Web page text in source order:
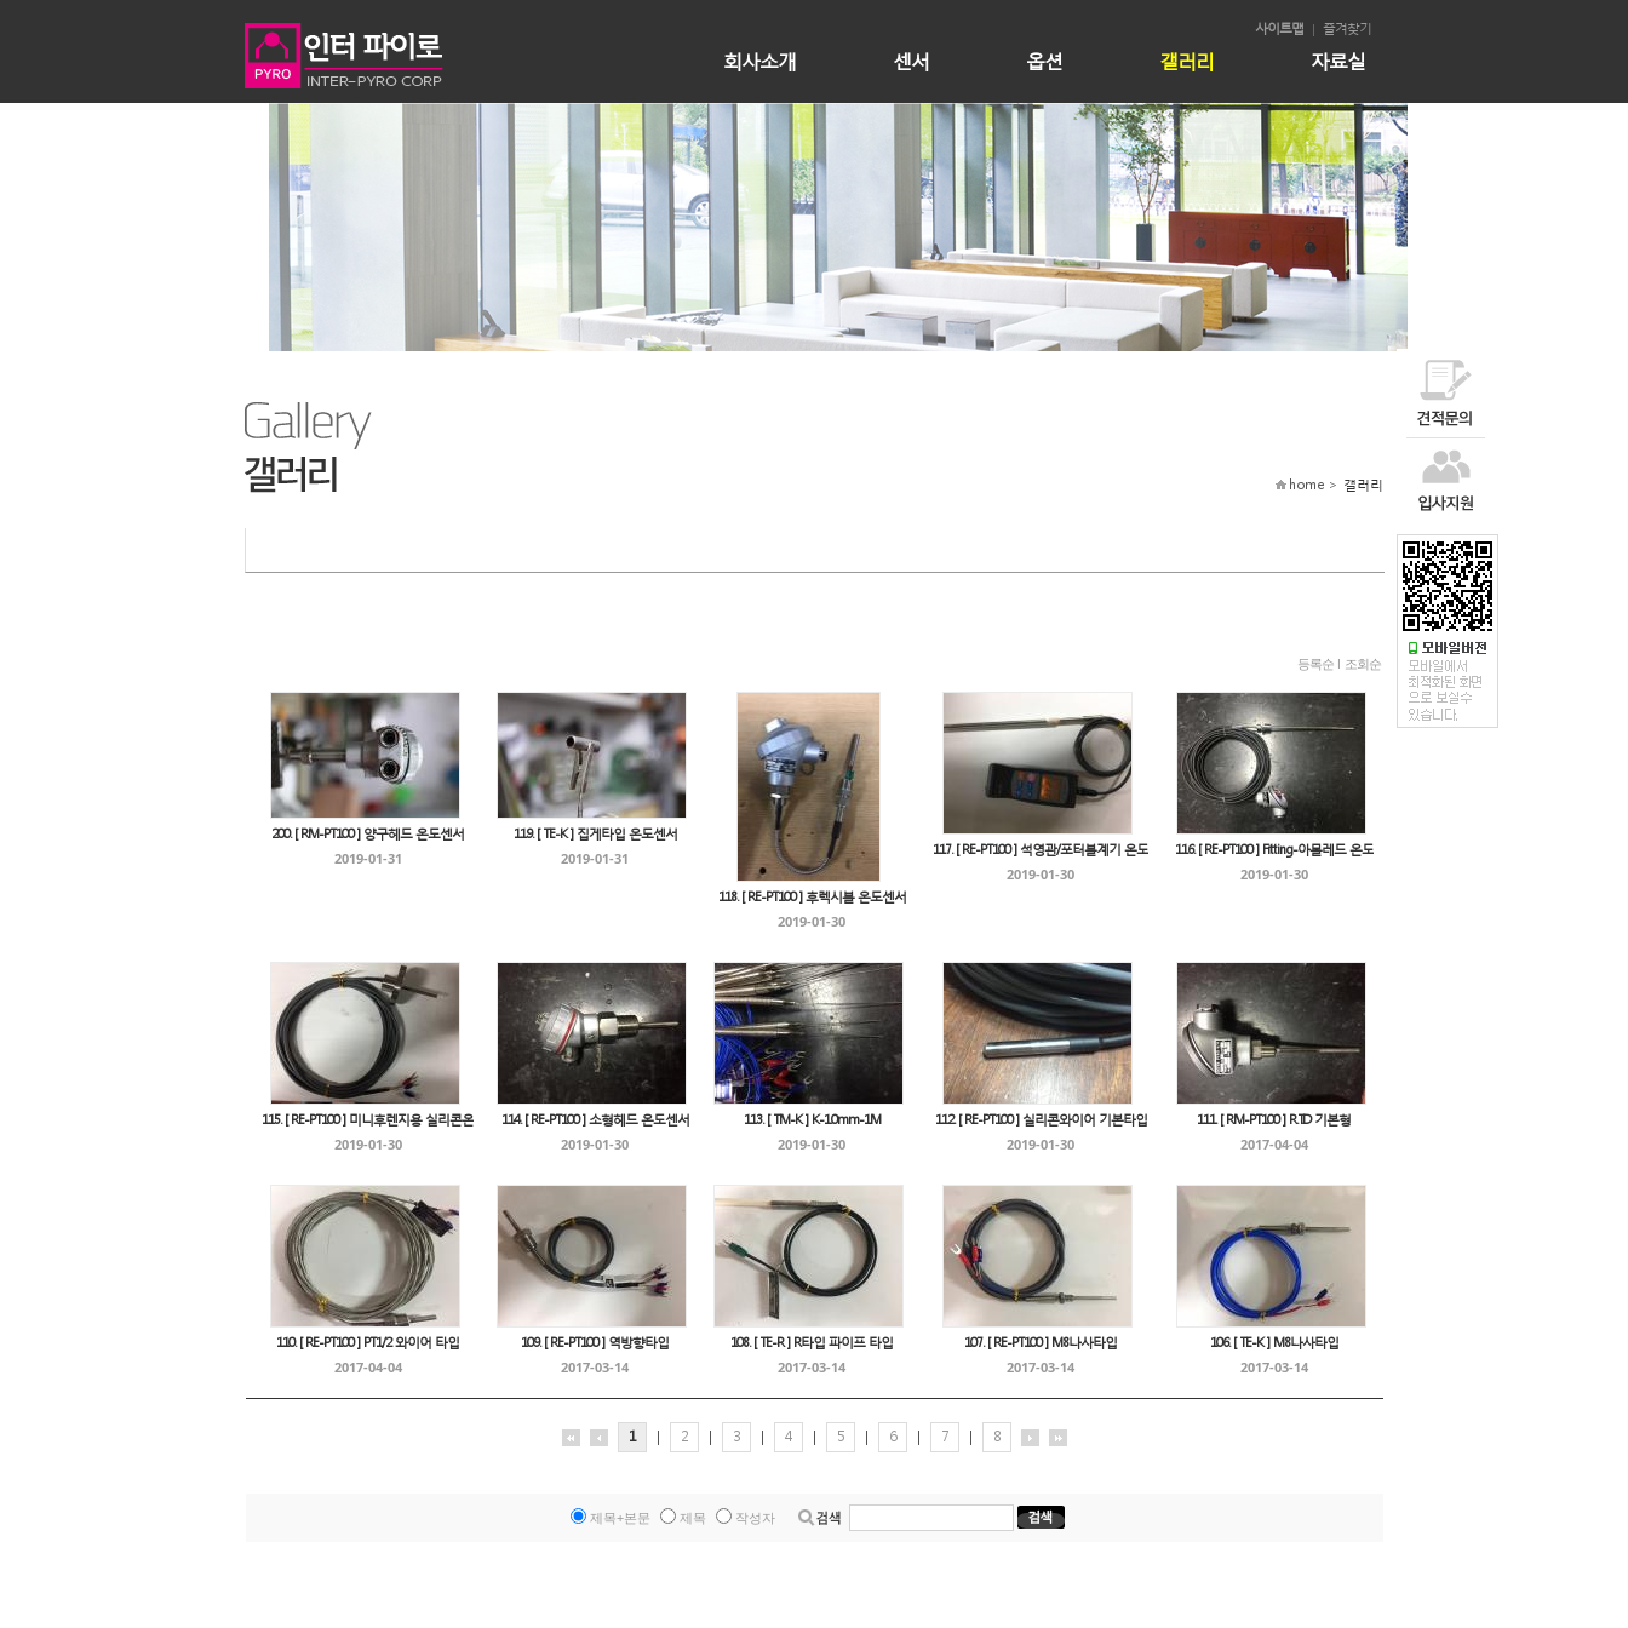
사이트맵 즐겨찾기
회사소개 센서 옵션 갤러리 자료실
home > 갤러리
등록순 l 조회순
200. [ RM-PT100 ] 양구헤드 온도센서
2019-01-31
119. [ TE-K ] 집게타입 온도센서
2019-01-31
118. [ RE-PT100 ] 후렉시블 온도센서
2019-01-30
117. [ RE-PT100 ] 석영관/포터블계기 온도
2019-01-30
116. [ RE-PT100 ] Fitting-아몰레드 온도
2019-01-30
115. [ RE-PT100 ] 미니후렌지용 실리콘온
2019-01-30
114. [ RE-PT100 ] 소형헤드 온도센서
2019-01-30
113. [ TM-K ] K-1.0mm-1M
2019-01-30
112. [ RE-PT100 ] 실리콘와이어 기본타입
2019-01-30
111. [ RM-PT100 ] R.T.D 기본형
2017-04-04
110. [ RE-PT100 ] PT1/2 와이어 타입
2017-04-04
109. [ RE-PT100 ] 역방향타입
2017-03-14
108. [ TE-R ] R타입 파이프 타입
2017-03-14
107. [ RE-PT100 ] M8나사타입
2017-03-14
106. [ TE-K ] M8나사타입
2017-03-14
1 | 2 | 3 | 4 | 5 | 6 | 7 | 8
제목+본문 제목 작성자